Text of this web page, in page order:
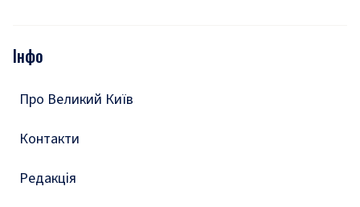
Подкасти
Тести
Інфо
Про Великий Київ
Контакти
Редакція